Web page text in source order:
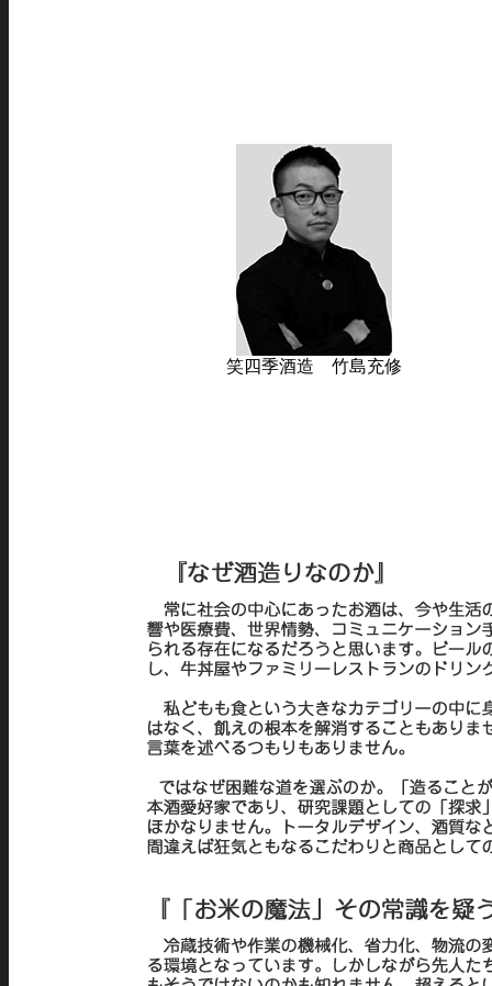
笑四季酒造 竹島充修